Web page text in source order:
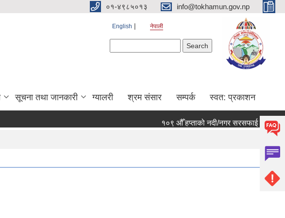
०१-४९८५०१३ info@tokhamun.gov.np
English नेपाली
सूचना तथा जानकारी ग्यालरी श्रम संसार सम्पर्क स्वत: प्रकाशन
१०९ औँ हप्ताको नदी/नगर सरसफाई